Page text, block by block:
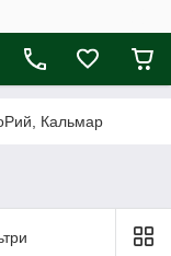
Кальмар